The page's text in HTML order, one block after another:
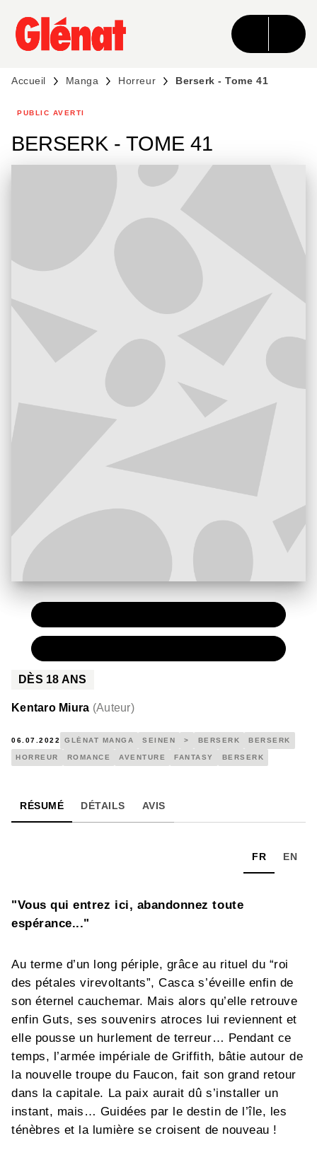
MENU RECHERCHE CONTENU
PIED DE PAGE
Accueil Manga Horreur Berserk - Tome 41
PUBLIC AVERTI
BERSERK - TOME 41
DÈS 18 ANS
Kentaro Miura (Auteur)
06.07.2022 GLÉNAT MANGA SEINEN > BERSERK BERSERK
HORREUR ROMANCE AVENTURE FANTASY BERSERK
RÉSUMÉ DÉTAILS AVIS
FR EN
"Vous qui entrez ici, abandonnez toute
espérance..."
Au terme d’un long périple, grâce au rituel du “roi
des pétales virevoltants”, Casca s’éveille enfin de
son éternel cauchemar. Mais alors qu’elle retrouve
enfin Guts, ses souvenirs atroces lui reviennent et
elle pousse un hurlement de terreur… Pendant ce
temps, l’armée impériale de Griffith, bâtie autour de
la nouvelle troupe du Faucon, fait son grand retour
dans la capitale. La paix aurait dû s’installer un
instant, mais… Guidées par le destin de l’île, les
ténèbres et la lumière se croisent de nouveau !